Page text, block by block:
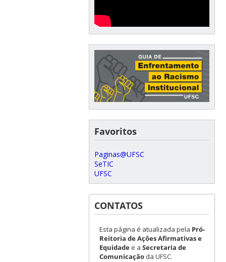
Favoritos
Paginas@UFSC
SeTIC
UFSC
CONTATOS
Esta página é atualizada pela Pró-
Reitoria de Ações Afirmativas e
Equidadee a Secretaria de
Comunicaçãoda UFSC.